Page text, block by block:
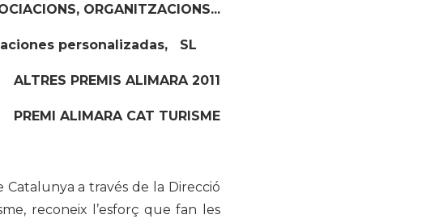
ORGANITZACIONS...
personalizadas, SL
ALTRES PREMIS ALIMARA 2011
PREMI ALIMARA CAT TURISME
a través de la Direcció
reconeix l’esforç que fan les